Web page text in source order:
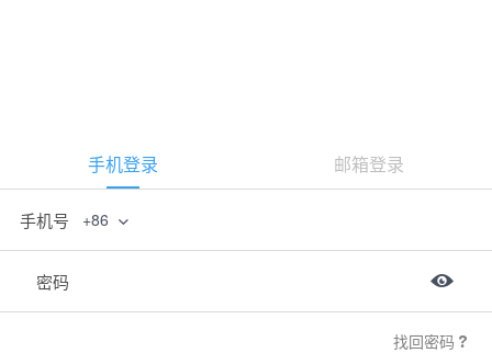
手机登录 邮箱登录
手机号 +86
密码
找回密码